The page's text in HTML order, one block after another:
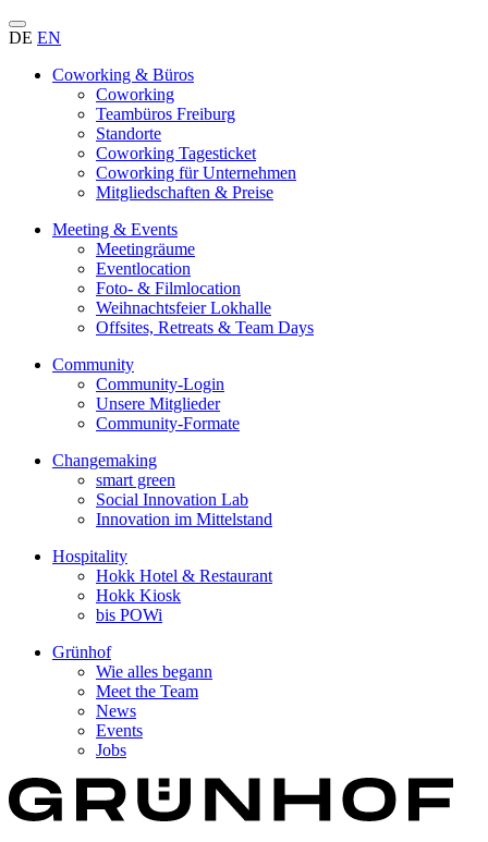
DE EN
Coworking & Büros
Coworking
Teambüros Freiburg
Standorte
Coworking Tagesticket
Coworking für Unternehmen
Mitgliedschaften & Preise
Meeting & Events
Meetingräume
Eventlocation
Foto- & Filmlocation
Weihnachtsfeier Lokhalle
Offsites, Retreats & Team Days
Community
Community-Login
Unsere Mitglieder
Community-Formate
Changemaking
smart green
Social Innovation Lab
Innovation im Mittelstand
Hospitality
Hokk Hotel & Restaurant
Hokk Kiosk
bis POWi
Grünhof
Wie alles begann
Meet the Team
News
Events
Jobs